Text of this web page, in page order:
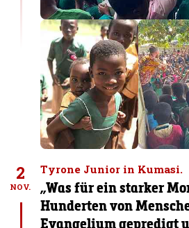
2
NOV.
Tyrone Junior in Kumasi.
„Was für ein starker
Hunderten von
Evangelium gepredigt